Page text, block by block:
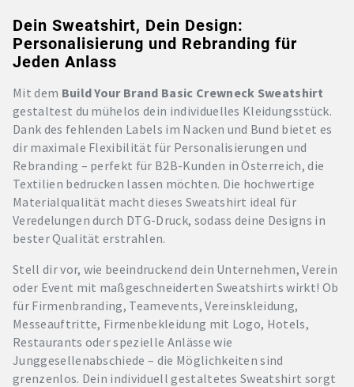
Dein Sweatshirt, Dein Design:
Personalisierung und Rebranding für
Jeden Anlass
Mit dem Build Your Brand Basic Crewneck Sweatshirt
gestaltest du mühelos dein individuelles Kleidungsstück.
Dank des fehlenden Labels im Nacken und Bund bietet es
dir maximale Flexibilität für Personalisierungen und
Rebranding – perfekt für B2B-Kunden in Österreich, die
Textilien bedrucken lassen möchten. Die hochwertige
Materialqualität macht dieses Sweatshirt ideal für
Veredelungen durch DTG-Druck, sodass deine Designs in
bester Qualität erstrahlen.
Stell dir vor, wie beeindruckend dein Unternehmen, Verein
oder Event mit maßgeschneiderten Sweatshirts wirkt! Ob
für Firmenbranding, Teamevents, Vereinskleidung,
Messeauftritte, Firmenbekleidung mit Logo, Hotels,
Restaurants oder spezielle Anlässe wie
Junggesellenabschiede – die Möglichkeiten sind
grenzenlos. Dein individuell gestaltetes Sweatshirt sorgt